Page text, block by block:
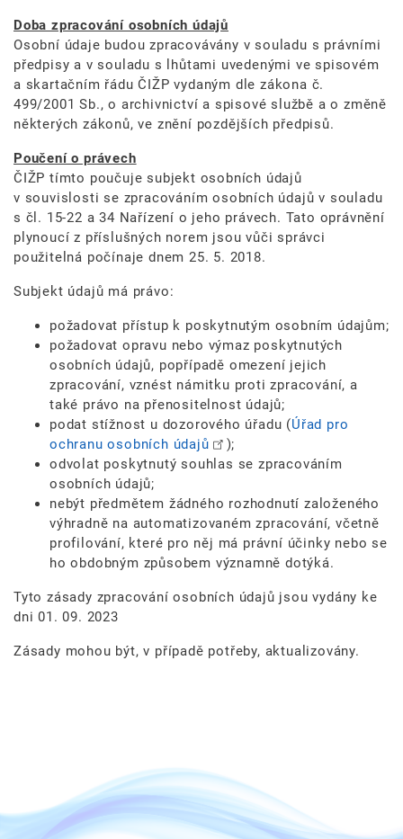
Doba zpracování osobních údajů
Osobní údaje budou zpracovávány v souladu s právními
předpisy a v souladu s lhůtami uvedenými ve spisovém
a skartačním řádu ČIŽP vydaným dle zákona č.
499/2001 Sb., o archivnictví a spisové službě a o změně
některých zákonů, ve znění pozdějších předpisů.
Poučení o právech
ČIŽP tímto poučuje subjekt osobních údajů
v souvislosti se zpracováním osobních údajů v souladu
s čl. 15-22 a 34 Nařízení o jeho právech. Tato oprávnění
plynoucí z příslušných norem jsou vůči správci
použitelná počínaje dnem 25. 5. 2018.
Subjekt údajů má právo:
požadovat přístup k poskytnutým osobním údajům;
požadovat opravu nebo výmaz poskytnutých
osobních údajů, popřípadě omezení jejich
zpracování, vznést námitku proti zpracování, a
také právo na přenositelnost údajů;
podat stížnost u dozorového úřadu (Úřad pro
ochranu osobních údajů
);
odvolat poskytnutý souhlas se zpracováním
osobních údajů;
nebýt předmětem žádného rozhodnutí založeného
výhradně na automatizovaném zpracování, včetně
profilování, které pro něj má právní účinky nebo se
ho obdobným způsobem významně dotýká.
Tyto zásady zpracování osobních údajů jsou vydány ke
dni 01. 09. 2023
Zásady mohou být, v případě potřeby, aktualizovány.